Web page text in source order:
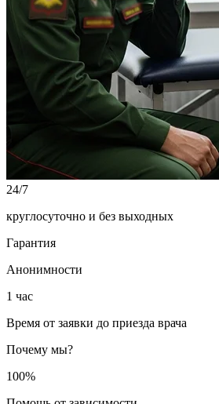
24/7
круглосуточно и без выходных
Гарантия
Анонимности
1 час
Время от заявки до приезда врача
Почему мы?
100%